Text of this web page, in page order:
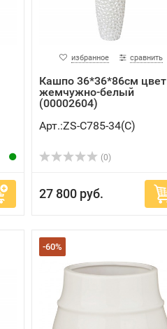
избранное сравнить
Кашпо 36*36*86см цвет
жемчужно-белый
(00002604)
Арт.:ZS-C785-34(C)
(0)
27 800 руб.
-60%